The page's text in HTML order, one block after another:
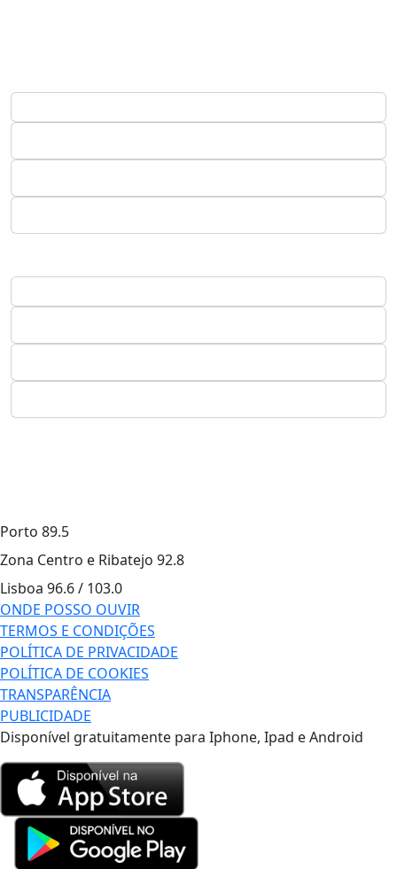
Porto 89.5
Zona Centro e Ribatejo 92.8
Lisboa 96.6 / 103.0
ONDE POSSO OUVIR
TERMOS E CONDIÇÕES
POLÍTICA DE PRIVACIDADE
POLÍTICA DE COOKIES
TRANSPARÊNCIA
PUBLICIDADE
Disponível gratuitamente para Iphone, Ipad e Android